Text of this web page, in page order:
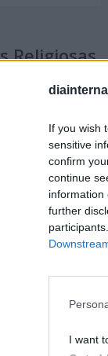
If you wish
sensitive
confirm
continue
information
further
I want
Religiosas